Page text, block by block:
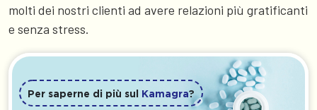
molti dei nostri clienti ad avere relazioni più gratificanti
e senza stress.
Per saperne di più sul Kamagra?